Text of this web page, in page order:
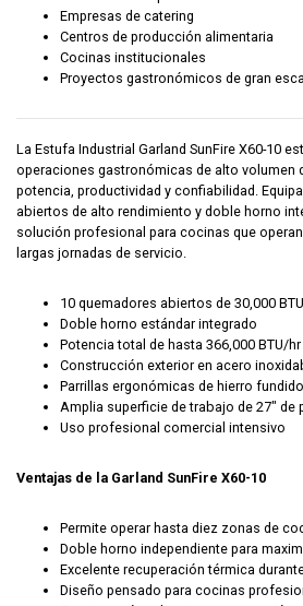
Empresas de catering
Centros de producción alimentaria
Cocinas institucionales
Proyectos gastronómicos de gran
La Estufa Industrial Garland SunFire X60-10
operaciones gastronómicas de alto volumen
potencia, productividad y confiabilidad.
abiertos de alto rendimiento y doble horno
solución profesional para cocinas que
largas jornadas de servicio.
10 quemadores abiertos de 30,000
Doble horno estándar integrado
Potencia total de hasta 366,000 BTU/hr
Construcción exterior en acero
Parrillas ergonómicas de hierro fundido
Amplia superficie de trabajo de 27″ de
Uso profesional comercial intensivo
Ventajas de la Garland SunFire X60-10
Permite operar hasta diez zonas de
Doble horno independiente para
Excelente recuperación térmica
Diseño pensado para cocinas